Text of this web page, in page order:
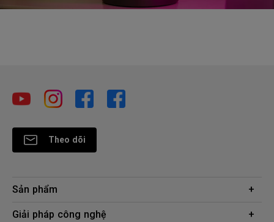
Theo dõi
Sản phẩm
Máy chiếu
Giải pháp công nghệ